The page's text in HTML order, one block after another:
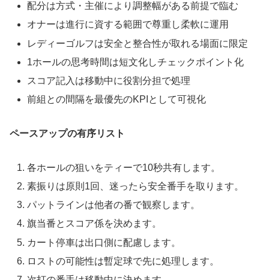
配分は方式・主催により調整幅がある前提で臨む
オナーは進行に資する範囲で尊重し柔軟に運用
レディーゴルフは安全と整合性が取れる場面に限定
1ホールの思考時間は短文化しチェックポイント化
スコア記入は移動中に役割分担で処理
前組との間隔を最優先のKPIとして可視化
ペースアップの有序リスト
各ホールの狙いをティーで10秒共有します。
素振りは原則1回、迷ったら安全番手を取ります。
パットラインは他者の番で観察します。
旗当番とスコア係を決めます。
カート停車は出口側に配慮します。
ロストの可能性は暫定球で先に処理します。